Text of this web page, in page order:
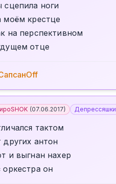
сцепила ноги
моём крестце
на перспективном
отце
(07.06.2017) Депрессяшки
тактом
других антон
и выгнан нахер
оркестра он